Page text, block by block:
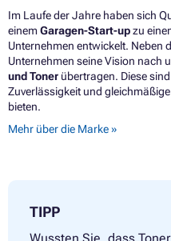
Im Laufe der Jahre haben sich
einemGaragen-Start-upzu
Unternehmen entwickelt. Neben
Unternehmen seine Vision nach
und Toner übertragen. Diese
Zuverlässigkeit und
bieten.
Mehr über die Marke »
TIPP